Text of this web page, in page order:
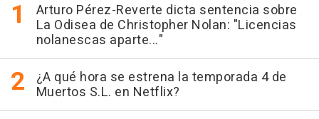
Arturo Pérez-Reverte dicta sentencia sobre
La Odisea de Christopher Nolan: "Licencias
nolanescas aparte..."
¿A qué hora se estrena la temporada 4 de
Muertos S.L. en Netflix?